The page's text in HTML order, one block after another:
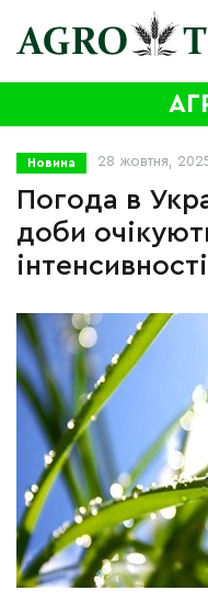
Новина 28 жовтня,
Погода в
доби
інтенсивності